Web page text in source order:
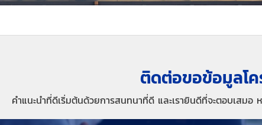
ติดต่อขอข้อมูลโ
คำแนะนำที่ดีเริ่มต้นด้วยการสนทนาที่ดี และเรายินดีที่จะตอบเสมอ